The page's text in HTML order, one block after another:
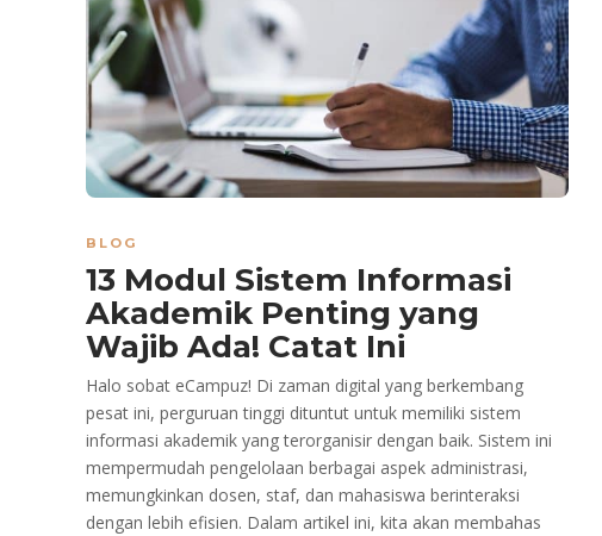
BLOG
13 Modul Sistem Informasi
Akademik Penting yang
Wajib Ada! Catat Ini
Halo sobat eCampuz! Di zaman digital yang berkembang
pesat ini, perguruan tinggi dituntut untuk memiliki sistem
informasi akademik yang terorganisir dengan baik. Sistem ini
mempermudah pengelolaan berbagai aspek administrasi,
memungkinkan dosen, staf, dan mahasiswa berinteraksi
dengan lebih efisien. Dalam artikel ini, kita akan membahas